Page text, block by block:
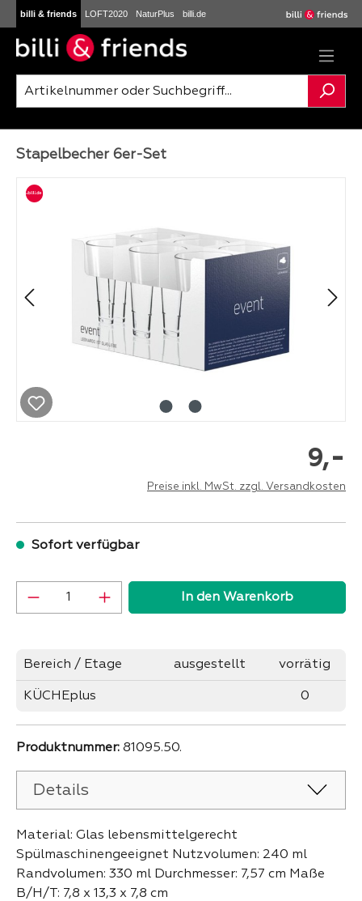
Zum Hauptinhalt springen
billi & friends LOFT2020 NaturPlus billi.de
Bildergalerie überspringen
Stapelbecher 6er-Set
9,-
Preise inkl. MwSt. zzgl. Versandkosten
Sofort verfügbar
Produkt Anzahl: Gib den gewünschten
In den Warenkorb
Bereich / Etage ausgestellt vorrätig
KÜCHEplus 0
Produktnummer: 81095.50.
Details
Material: Glas lebensmittelgerecht
Spülmaschinengeeignet Nutzvolumen: 240 ml
Randvolumen: 330 ml Durchmesser: 7,57 cm Maße
B/H/T: 7,8 x 13,3 x 7,8 cm